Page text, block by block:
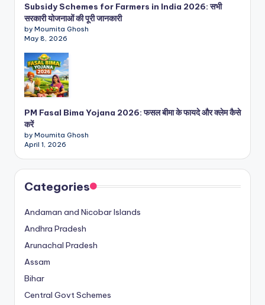
Subsidy Schemes for Farmers in India 2026: सभी
सरकारी योजनाओं की पूरी जानकारी
by Moumita Ghosh
May 8, 2026
PM Fasal Bima Yojana 2026: फसल बीमा के फायदे और क्लेम कैसे
करें
by Moumita Ghosh
April 1, 2026
Categories
Andaman and Nicobar Islands
Andhra Pradesh
Arunachal Pradesh
Assam
Bihar
Central Govt Schemes